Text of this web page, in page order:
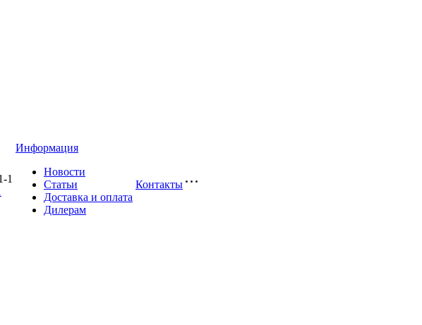
Информация
Новости
Статьи
Доставка и оплата
Дилерам
Контакты